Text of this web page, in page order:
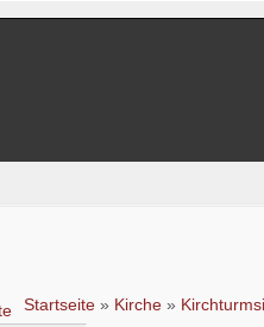
Startseite » Kirche »